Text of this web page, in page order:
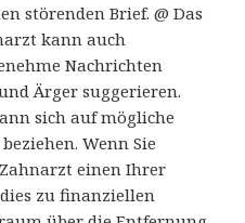
störenden Brief. @ Das
kann auch
Nachrichten
Ärger suggerieren.
sich auf mögliche
Wenn Sie
einen Ihrer
zu finanziellen